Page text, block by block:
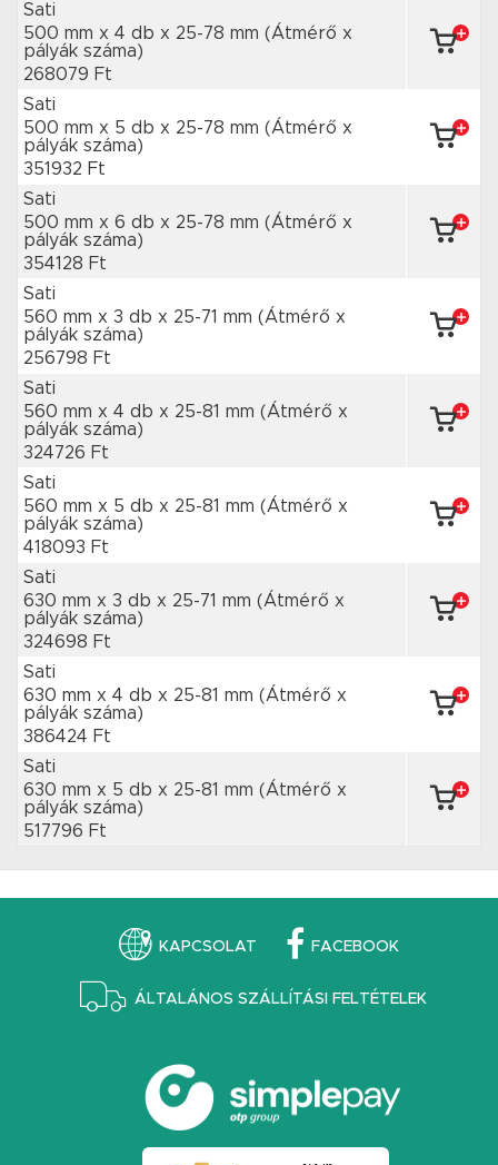
Sati
500 mm x 4 db x 25-78 mm (Átmérő x
pályák száma)
268079 Ft
Sati
500 mm x 5 db x 25-78 mm (Átmérő x
pályák száma)
351932 Ft
Sati
500 mm x 6 db x 25-78 mm (Átmérő x
pályák száma)
354128 Ft
Sati
560 mm x 3 db x 25-71 mm (Átmérő x
pályák száma)
256798 Ft
Sati
560 mm x 4 db x 25-81 mm (Átmérő x
pályák száma)
324726 Ft
Sati
560 mm x 5 db x 25-81 mm (Átmérő x
pályák száma)
418093 Ft
Sati
630 mm x 3 db x 25-71 mm (Átmérő x
pályák száma)
324698 Ft
Sati
630 mm x 4 db x 25-81 mm (Átmérő x
pályák száma)
386424 Ft
Sati
630 mm x 5 db x 25-81 mm (Átmérő x
pályák száma)
517796 Ft
KAPCSOLAT FACEBOOK
ÁLTALÁNOS SZÁLLÍTÁSI FELTÉTELEK